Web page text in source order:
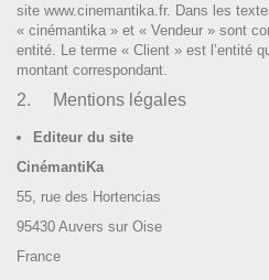
site www.cinemantika.fr. Dans les
« cinémantika » et « Vendeur » sont
entité. Le terme « Client » est l’entité
montant correspondant.
2. Mentions légales
Editeur du site
CinémantiKa
55, rue des Hortencias
95430 Auvers sur Oise
France